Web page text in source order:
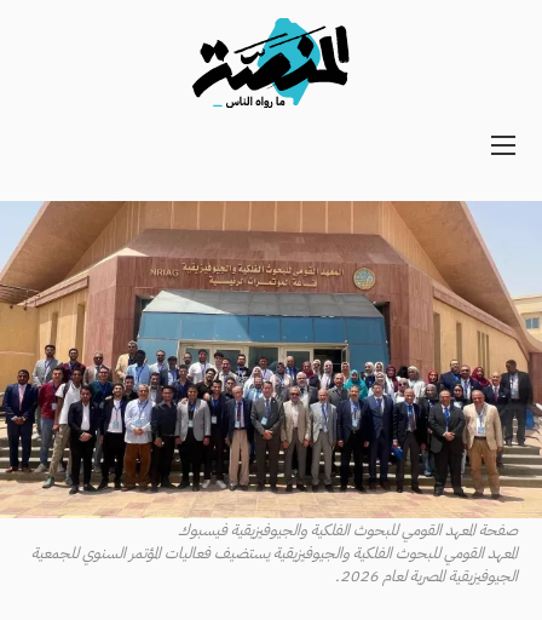
Main
Secondary
Navigation
صفحة المعهد القومي للبحوث الفلكية والجيوفيزيقية فيسبوك
المعهد القومي للبحوث الفلكية والجيوفيزيقية يستضيف فعاليات المؤتمر السنوي للجمعية
الجيوفيزيقية المصرية لعام 2026.